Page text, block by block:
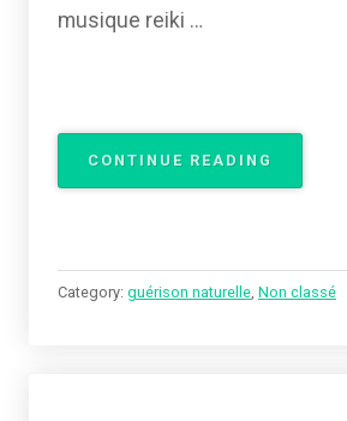
musique reiki …
CONTINUE READING
MÉNAGE
Category: guérison naturelle, Non classé